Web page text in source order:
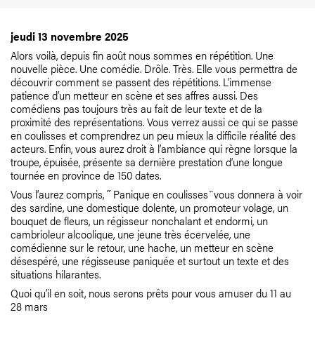
jeudi 13 novembre 2025
Alors voilà, depuis fin août nous sommes en répétition. Une
nouvelle pièce. Une comédie. Drôle. Très. Elle vous permettra de
découvrir comment se passent des répétitions. L’immense
patience d’un metteur en scène et ses affres aussi. Des
comédiens pas toujours très au fait de leur texte et de la
proximité des représentations. Vous verrez aussi ce qui se passe
en coulisses et comprendrez un peu mieux la difficile réalité des
acteurs. Enfin, vous aurez droit à l’ambiance qui règne lorsque la
troupe, épuisée, présente sa dernière prestation d’une longue
tournée en province de 150 dates.
Vous l’aurez compris, ˝ Panique en coulisses ̏ vous donnera à voir
des sardine, une domestique dolente, un promoteur volage, un
bouquet de fleurs, un régisseur nonchalant et endormi, un
cambrioleur alcoolique, une jeune très écervelée, une
comédienne sur le retour, une hache, un metteur en scène
désespéré, une régisseuse paniquée et surtout un texte et des
situations hilarantes.
Quoi qu’il en soit, nous serons prêts pour vous amuser du 11 au
28 mars